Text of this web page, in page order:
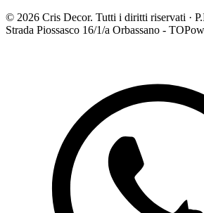
© 2026 Cris Decor. Tutti i diritti riservati ·
Strada Piossasco 16/1/a Orbassano - TO